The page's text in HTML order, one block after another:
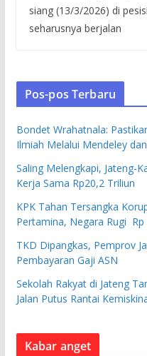
siang (13/3/2026) di
seharusnya berjalan
Pos-pos Terbaru
Bondet Wrahatnala:
Ilmiah Melalui Mendeley
Saling Melengkapi, Jateng-
Kerja Sama Rp20,2 Triliun
KPK Tahan Tersangka
Pertamina, Negara Rugi
TKD Dipangkas, Pemprov
Pembayaran Gaji ASN
Sekolah Rakyat di Jateng
Jalan Putus Rantai
Kabar anget